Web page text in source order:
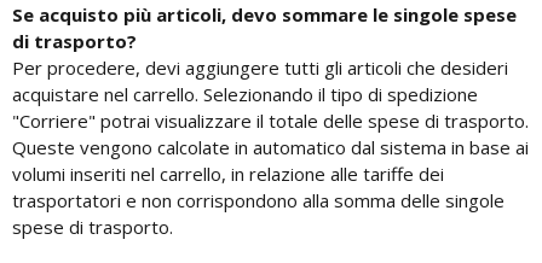
Se acquisto più articoli, devo sommare le singole spese
di trasporto?
Per procedere, devi aggiungere tutti gli articoli che desideri
acquistare nel carrello. Selezionando il tipo di spedizione
"Corriere" potrai visualizzare il totale delle spese di trasporto.
Queste vengono calcolate in automatico dal sistema in base ai
volumi inseriti nel carrello, in relazione alle tariffe dei
trasportatori e non corrispondono alla somma delle singole
spese di trasporto.